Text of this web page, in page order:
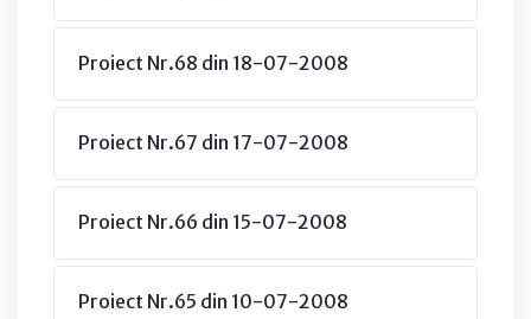
Proiect Nr.68 din 18-07-2008
Proiect Nr.67 din 17-07-2008
Proiect Nr.66 din 15-07-2008
Proiect Nr.65 din 10-07-2008